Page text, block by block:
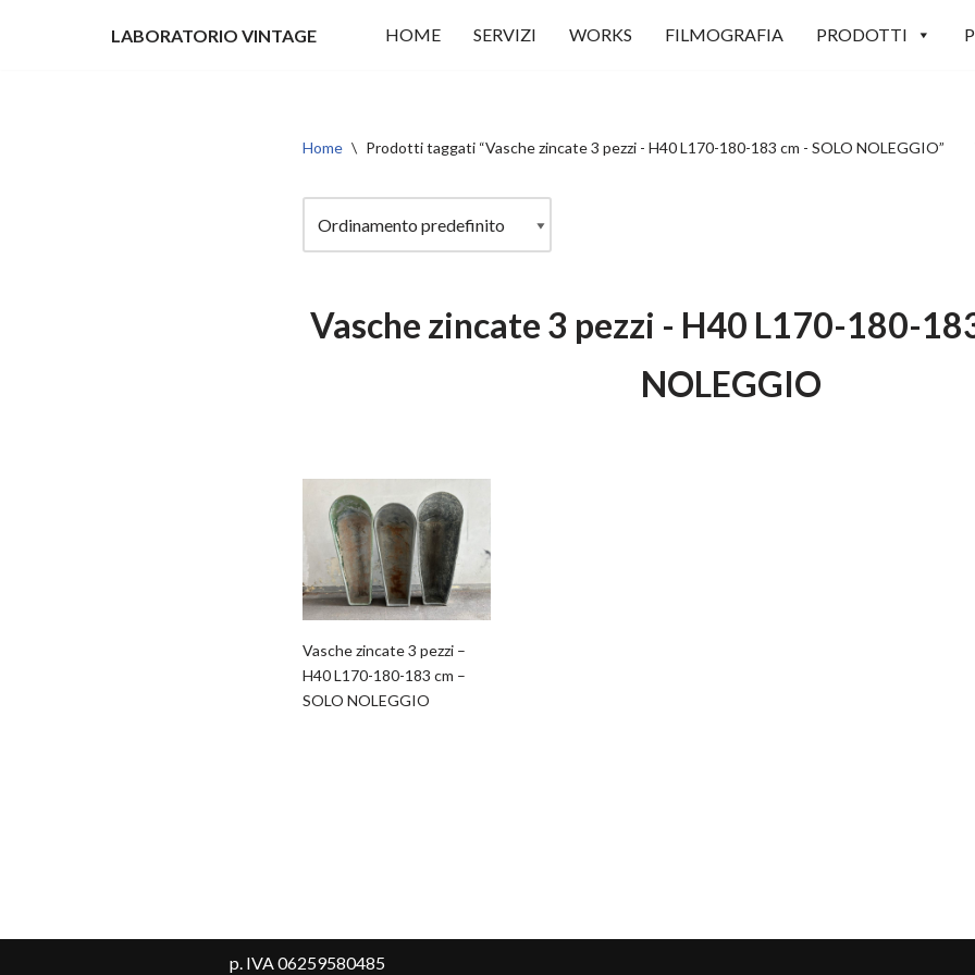
LABORATORIO VINTAGE HOME SERVIZI WORKS FILMOGRAFIA PRODOTTI
Home \ Prodotti taggati “Vasche zincate 3 pezzi - H40 L170-180-183 cm - SOLO NOLEGGIO”
Vasche zincate 3 pezzi - H40 L170-180-
NOLEGGIO
Vasche zincate 3 pezzi –
H40 L170-180-183 cm –
SOLO NOLEGGIO
p. IVA 06259580485